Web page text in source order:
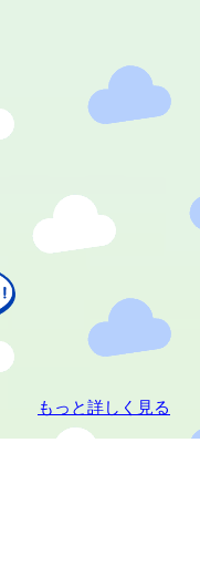
もっと詳しく見る